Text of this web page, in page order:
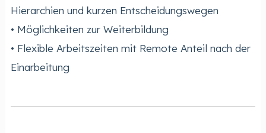
Hierarchien und kurzen Entscheidungswegen
• Möglichkeiten zur Weiterbildung
• Flexible Arbeitszeiten mit Remote Anteil nach der
Einarbeitung